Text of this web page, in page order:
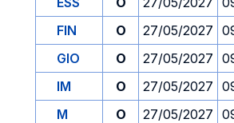
FIN
O 27/05/2027
GIO
O 27/05/2027
IM
O 27/05/2027
M
O 27/05/2027